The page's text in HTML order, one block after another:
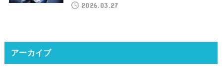
2026.03.27
アーカイブ